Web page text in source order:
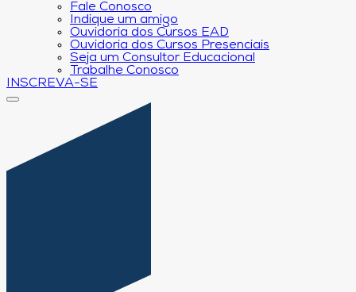
Fale Conosco
Indique um amigo
Ouvidoria dos Cursos EAD
Ouvidoria dos Cursos Presenciais
Seja um Consultor Educacional
Trabalhe Conosco
INSCREVA-SE